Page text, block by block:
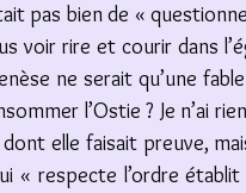
pas bien de «
voir rire et courir dans
ne serait qu’une
l’Ostie ? Je n’ai
elle faisait preuve,
« respecte l’ordre